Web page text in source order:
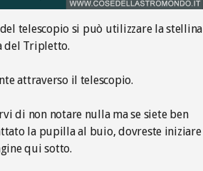
telescopio si può utilizzare la stellina
del Tripletto.
attraverso il telescopio.
di non notare nulla ma se siete ben
la pupilla al buio, dovreste iniziare
qui sotto.